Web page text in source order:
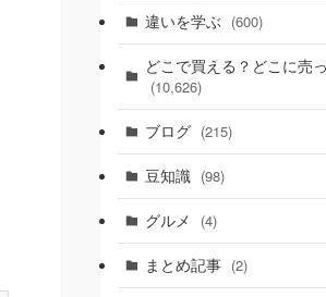
違いを学ぶ (600)
どこで買える？どこに売
(10,626)
ブログ (215)
豆知識 (98)
グルメ (4)
まとめ記事 (2)